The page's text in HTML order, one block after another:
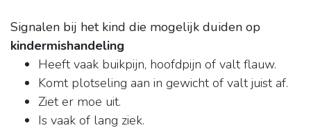
Signalen bij het kind die mogelijk duiden op
kindermishandeling
Heeft vaak buikpijn, hoofdpijn of valt flauw.
Komt plotseling aan in gewicht of valt juist af.
Ziet er moe uit.
Is vaak of lang ziek.